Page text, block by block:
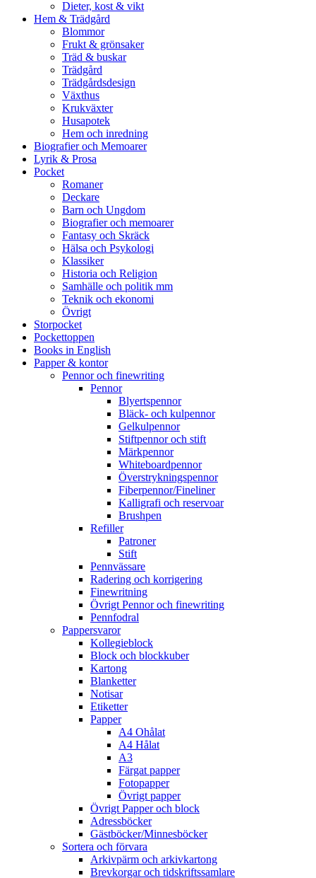
Dieter, kost & vikt
Hem & Trädgård
Blommor
Frukt & grönsaker
Träd & buskar
Trädgård
Trädgårdsdesign
Växthus
Krukväxter
Husapotek
Hem och inredning
Biografier och Memoarer
Lyrik & Prosa
Pocket
Romaner
Deckare
Barn och Ungdom
Biografier och memoarer
Fantasy och Skräck
Hälsa och Psykologi
Klassiker
Historia och Religion
Samhälle och politik mm
Teknik och ekonomi
Övrigt
Storpocket
Pockettoppen
Books in English
Papper & kontor
Pennor och finewriting
Pennor
Blyertspennor
Bläck- och kulpennor
Gelkulpennor
Stiftpennor och stift
Märkpennor
Whiteboardpennor
Överstrykningspennor
Fiberpennor/Fineliner
Kalligrafi och reservoar
Brushpen
Refiller
Patroner
Stift
Pennvässare
Radering och korrigering
Finewritning
Övrigt Pennor och finewriting
Pennfodral
Pappersvaror
Kollegieblock
Block och blockkuber
Kartong
Blanketter
Notisar
Etiketter
Papper
A4 Ohålat
A4 Hålat
A3
Färgat papper
Fotopapper
Övrigt papper
Övrigt Papper och block
Adressböcker
Gästböcker/Minnesböcker
Sortera och förvara
Arkivpärm och arkivkartong
Brevkorgar och tidskriftssamlare